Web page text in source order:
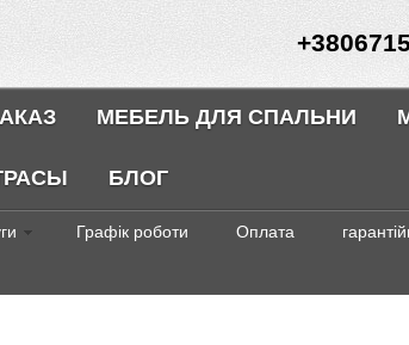
МЕБЕЛЬ ДЛЯ СПАЛЬНИ
БЛОГ
Графік роботи Оплата